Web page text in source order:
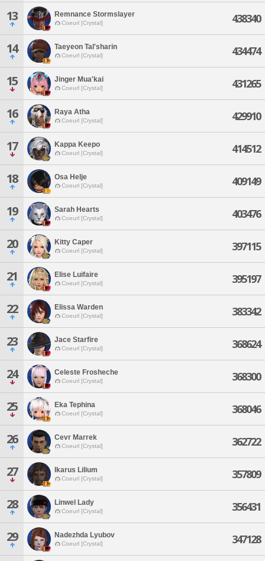
13 Remnance Stormslayer
Coeurl [Crystal] 438340
14 Taeyeon Tal'sharin
Coeurl [Crystal] 434474
15 Jinger Mua'kai
Coeurl [Crystal] 431265
16 Raya Atha
Coeurl [Crystal] 429910
17 Kappa Keepo
Coeurl [Crystal] 414512
18 Osa Helje
Coeurl [Crystal] 409149
19 Sarah Hearts
Coeurl [Crystal] 403476
20 Kitty Caper
Coeurl [Crystal] 397115
21 Elise Luifaire
Coeurl [Crystal] 395197
22 Elissa Warden
Coeurl [Crystal] 383342
23 Jace Starfire
Coeurl [Crystal] 368624
24 Celeste Frosheche
Coeurl [Crystal] 368300
25 Eka Tephina
Coeurl [Crystal] 368046
26 Cevr Marrek
Coeurl [Crystal] 362722
27 Ikarus Lilium
Coeurl [Crystal] 357809
28 Linwel Lady
Coeurl [Crystal] 356431
29 Nadezhda Lyubov
Coeurl [Crystal] 347128